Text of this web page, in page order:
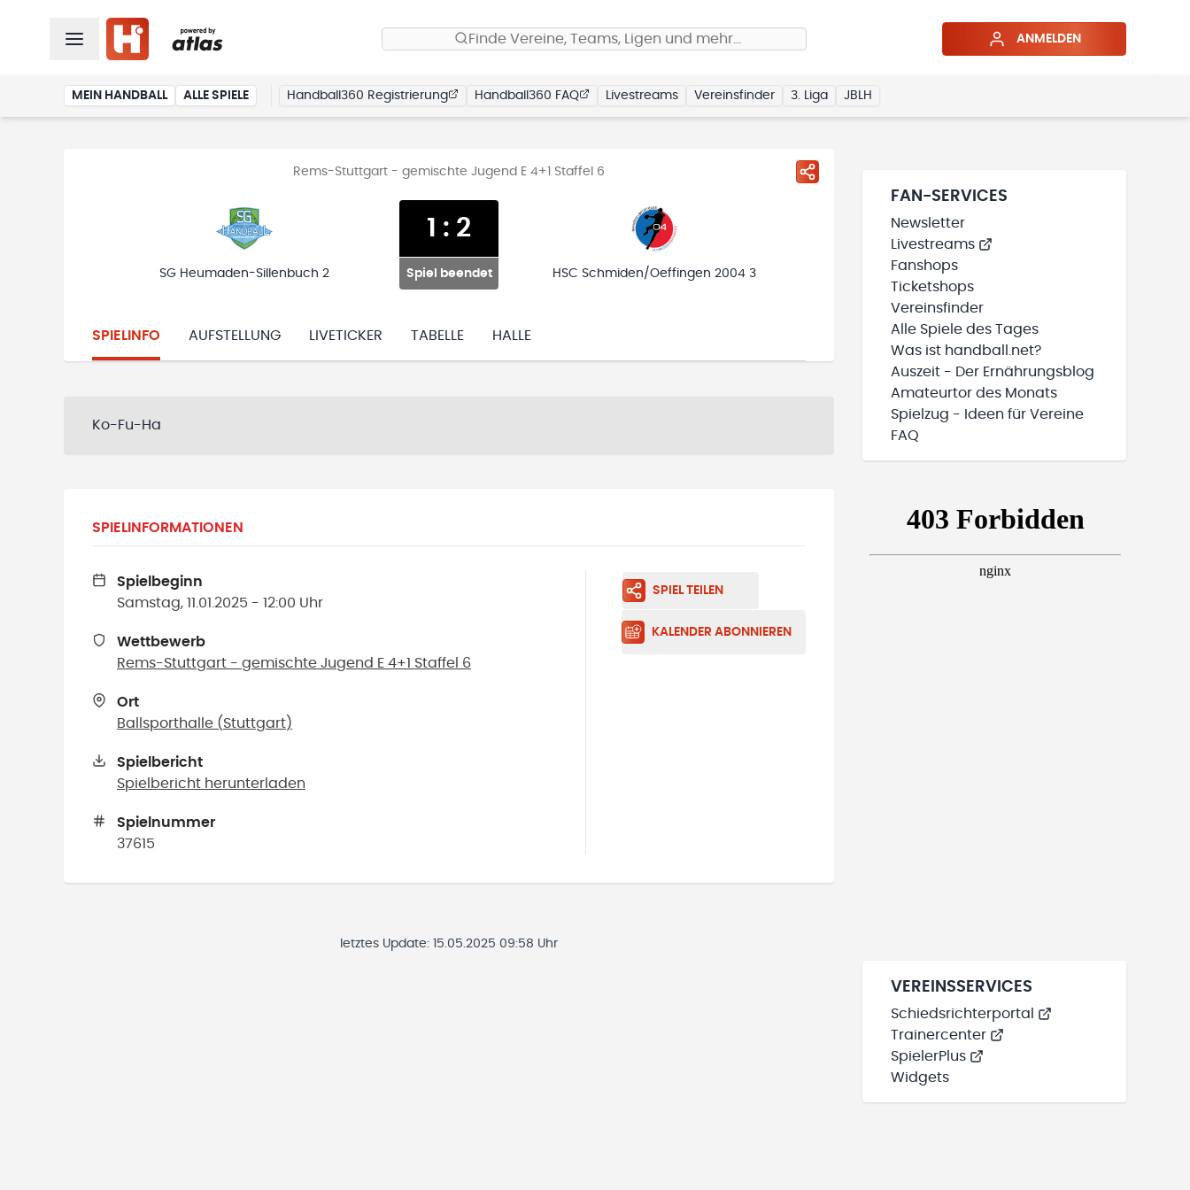
Finde Vereine, Teams, Ligen und mehr… ANMELDEN
MEIN HANDBALL ALLE SPIELE Handball360 Registrierung Handball360 FAQ Livestreams Vereinsfinder 3. Liga JBLH
Rems-Stuttgart - gemischte Jugend E 4+1 Staffel 6
SG Heumaden-Sillenbuch 2
1 : 2
Spiel beendet HSC Schmiden/Oeffingen 2004 3
SPIELINFO AUFSTELLUNG LIVETICKER TABELLE HALLE
Ko-Fu-Ha
SPIELINFORMATIONEN
Spielbeginn
Samstag, 11.01.2025 - 12:00 Uhr
Wettbewerb
Rems-Stuttgart - gemischte Jugend E 4+1 Staffel 6
Ort
Ballsporthalle ( Stuttgart)
Spielbericht
Spielbericht herunterladen
Spielnummer
37615
SPIEL TEILEN
KALENDER ABONNIEREN
letztes Update: 15.05.2025 09:58 Uhr
FAN-SERVICES
Newsletter
Livestreams
Fanshops
Ticketshops
Vereinsfinder
Alle Spiele des Tages
Was ist handball.net?
Auszeit - Der Ernährungsblog
Amateurtor des Monats
Spielzug - Ideen für Vereine
FAQ
VEREINSSERVICES
Schiedsrichterportal
Trainercenter
SpielerPlus
Widgets